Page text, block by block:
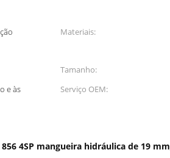
Materiais:
Tamanho:
e às
Serviço OEM:
856 4SP mangueira hidráulica de 19 mm